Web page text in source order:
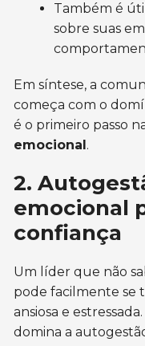
Também é
sobre suas
Em síntese, a
começa com o
é o primeiro passo
emocional .
2.
emocional
confiança
Um líder que não
pode facilmente se
ansiosa e
domina a